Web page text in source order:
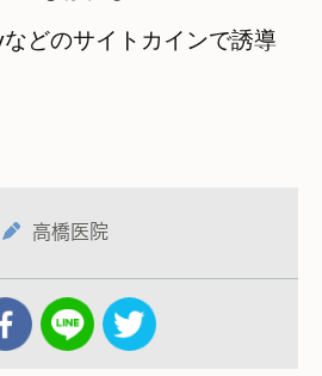
どのサイトカインで誘導
高橋医院